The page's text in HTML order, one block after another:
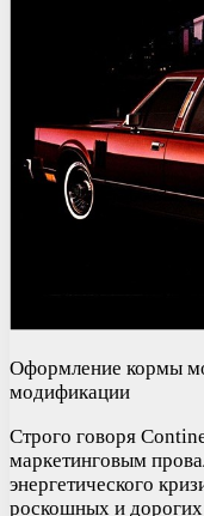
Оформление кормы
модификации
Строго говоря
маркетинговым
энергетического
роскошных и